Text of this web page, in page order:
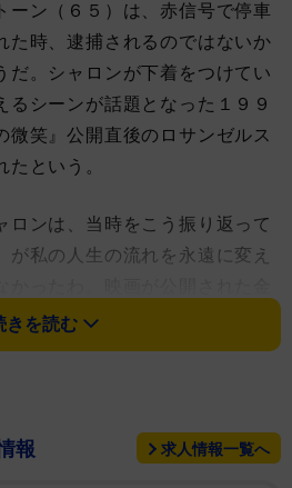
ン（６５）は、赤信号で停車
た時、逮捕されるのではないか
だ。シャロンが下着をつけてい
るシーンが話題となった１９９
微笑』公開直後のロサンゼルス
という。
ンは、当時をこう振り返って
が私の人生の流れを永遠に変え
にはサンセット・プラザでメガ
さなＢＭＷ３２５で出かける
ら、車に人々が覆いかぶさった
かどうか分からなかったのよ」
きを読む
報 求人情報一覧へ